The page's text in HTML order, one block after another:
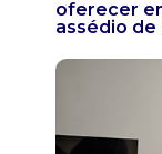
oferecer
assédio de